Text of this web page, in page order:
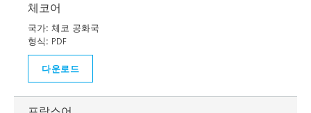
체코어
국가: 체코 공화국
형식: PDF
다운로드